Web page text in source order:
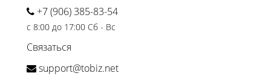
+7 (906) 385-83-54
с 8:00 до 17:00 Сб - Вс
Связаться
support@tobiz.net